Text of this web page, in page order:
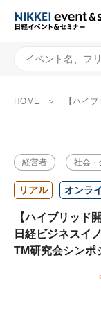
HOME 【ハイブリッ
経営者 社会・
リアル オンラ
【ハイブリッド
日経ビジネスイ
TM研究会シンポ